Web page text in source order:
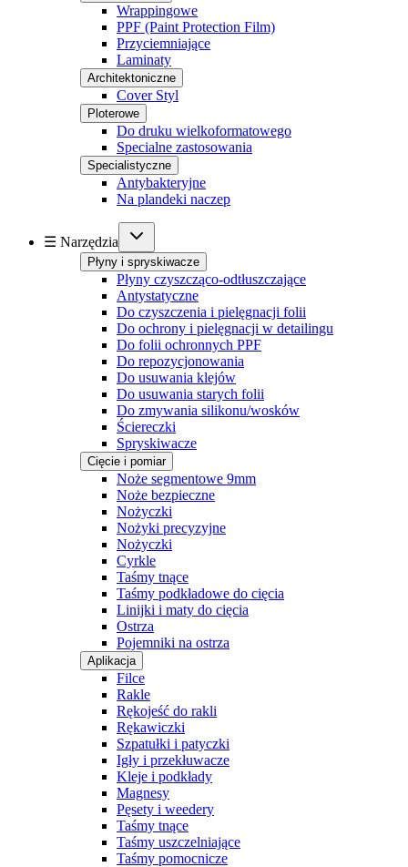
Wrappingowe
PPF (Paint Protection Film)
Przyciemniające
Laminaty
Architektoniczne
Cover Styl
Ploterowe
Do druku wielkoformatowego
Specialne zastosowania
Specialistyczne
Antybakteryjne
Na plandeki naczep
☰ Narzędzia
Płyny i spryskiwacze
Płyny czyszcząco-odtłuszczające
Antystatyczne
Do czyszczenia i pielęgnacji folii
Do ochrony i pielęgnacji w detailingu
Do folii ochronnych PPF
Do repozycjonowania
Do usuwania klejów
Do usuwania starych folii
Do zmywania silikonu/wosków
Ściereczki
Spryskiwacze
Cięcie i pomiar
Noże segmentowe 9mm
Noże bezpieczne
Nożyczki
Nożyki precyzyjne
Nożyczki
Cyrkle
Taśmy tnące
Taśmy podkładowe do cięcia
Linijki i maty do cięcia
Ostrza
Pojemniki na ostrza
Aplikacja
Filce
Rakle
Rękojeść do rakli
Rękawiczki
Szpatułki i patyczki
Igły i przekłuwacze
Kleje i podkłady
Magnesy
Pęsety i weedery
Taśmy tnące
Taśmy uszczelniające
Taśmy pomocnicze